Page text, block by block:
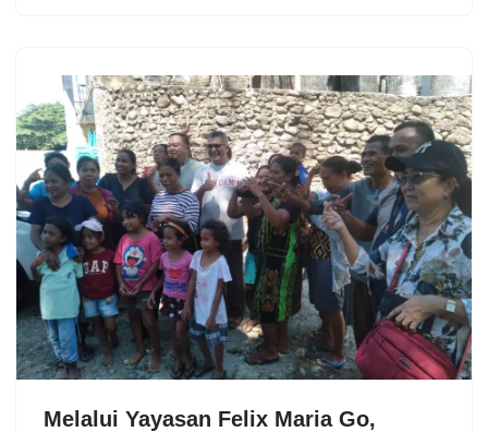
Melalui Yayasan Felix Maria Go,